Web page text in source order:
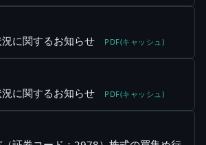
に関するお知らせ PDF(キャッシュ)
に関するお知らせ PDF(キャッシュ)